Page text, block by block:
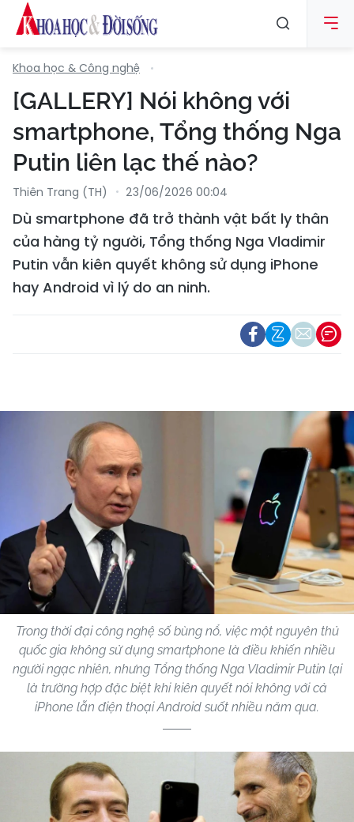
Khoa học & Công nghệ
[GALLERY] Nói không với
smartphone, Tổng thống Nga
Putin liên lạc thế nào?
Thiên Trang (TH) 23/06/2026 00:04
Dù smartphone đã trở thành vật bất ly thân
của hàng tỷ người, Tổng thống Nga Vladimir
Putin vẫn kiên quyết không sử dụng iPhone
hay Android vì lý do an ninh.
Trong thời đại công nghệ số bùng nổ, việc một nguyên thủ
quốc gia không sử dụng smartphone là điều khiến nhiều
người ngạc nhiên, nhưng Tổng thống Nga Vladimir Putin lại
là trường hợp đặc biệt khi kiên quyết nói không với cả
iPhone lẫn điện thoại Android suốt nhiều năm qua.